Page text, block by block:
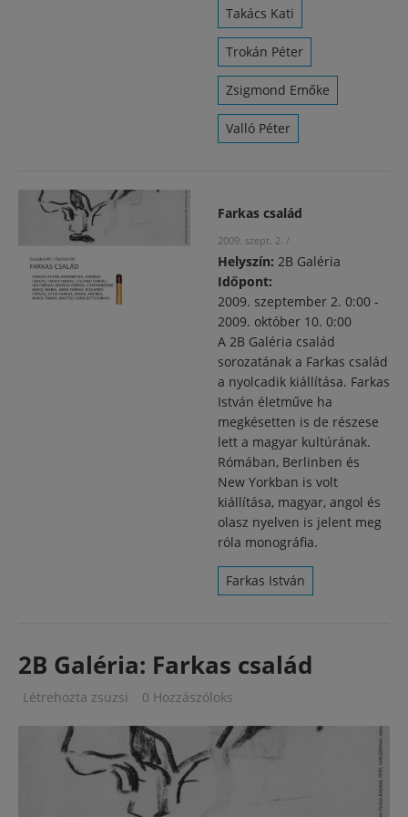
Takács Kati
Trokán Péter
Zsigmond Emőke
Valló Péter
Farkas család
2009. szept. 2. /
Helyszín: 2B Galéria
Időpont:
2009. szeptember 2. 0:00 -
2009. október 10. 0:00
A 2B Galéria család
sorozatának a Farkas család
a nyolcadik kiállítása. Farkas
István életműve ha
megkésetten is de részese
lett a magyar kultúrának.
Rómában, Berlinben és
New Yorkban is volt
kiállítása, magyar, angol és
olasz nyelven is jelent meg
róla monográfia.
Farkas István
2B Galéria: Farkas család
Létrehozta zsuzsi 0 Hozzászóloks